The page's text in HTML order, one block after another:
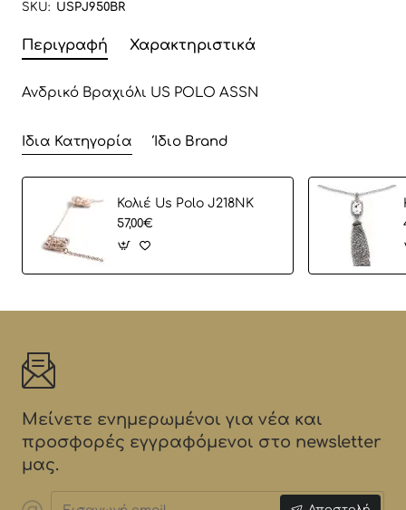
SKU: USPJ950BR
Περιγραφή Χαρακτηριστικά
Ανδρικό Βραχιόλι US POLO ASSN
Ίδια Κατηγορία Ίδιο Brand
Koλιέ Us Polo J218NK
57,00€
Μείνετε ενημερωμένοι για νέα και
προσφορές εγγραφόμενοι στο newsletter
μας.